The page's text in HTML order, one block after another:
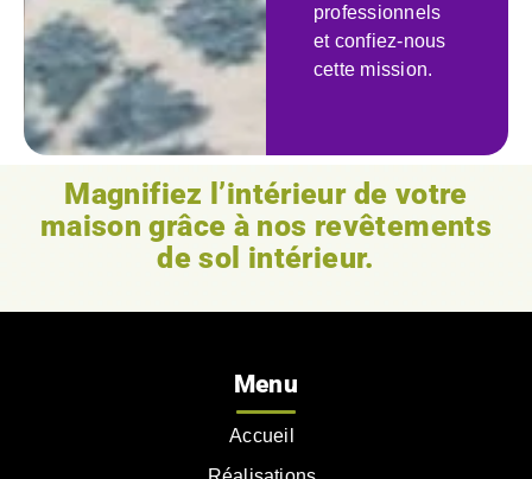
professionnels
et confiez-nous
cette mission.
Magnifiez l’intérieur de votre
maison grâce à nos revêtements
de sol intérieur.
Menu
Accueil